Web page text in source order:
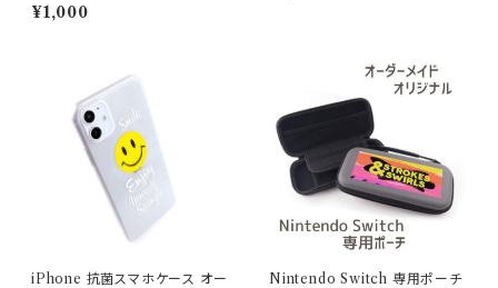
¥1,000
iPhone 抗菌スマホケース オー
Nintendo Switch 専用ポーチ